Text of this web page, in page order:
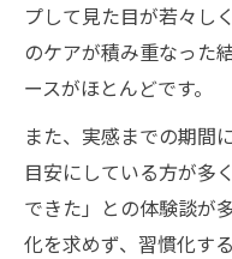
バストアッ
性を学ぶ
長期使用バス
感例
口コミで分
発現の時期
バストアップ
プして見た目が若々し
のケアが積み重なった
ースがほとんどです。
また、実感までの期間
目安にしている方が多
できた」との体験談が
化を求めず、習慣化す